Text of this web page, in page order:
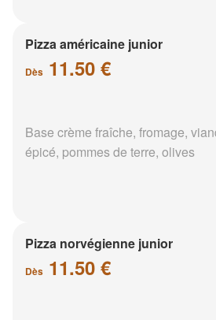
Pizza américaine junior
Dès 11.50 €
Base crème fraîche, fromage,
épicé, pommes de terre, olives
Pizza norvégienne junior
Dès 11.50 €